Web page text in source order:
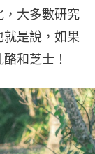
，大多數研究
是說，如果
和芝士！